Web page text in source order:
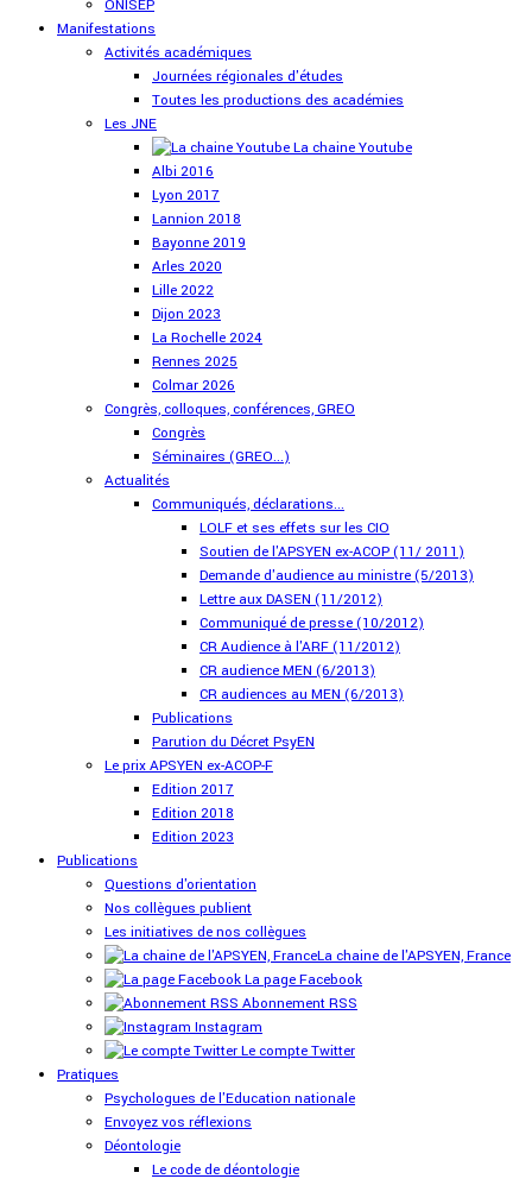
ONISEP
Manifestations
Activités académiques
Journées régionales d'études
Toutes les productions des académies
Les JNE
La chaine Youtube
Albi 2016
Lyon 2017
Lannion 2018
Bayonne 2019
Arles 2020
Lille 2022
Dijon 2023
La Rochelle 2024
Rennes 2025
Colmar 2026
Congrès, colloques, conférences, GREO
Congrès
Séminaires (GREO...)
Actualités
Communiqués, déclarations...
LOLF et ses effets sur les CIO
Soutien de l'APSYEN ex-ACOP (11/ 2011)
Demande d'audience au ministre (5/2013)
Lettre aux DASEN (11/2012)
Communiqué de presse (10/2012)
CR Audience à l'ARF (11/2012)
CR audience MEN (6/2013)
CR audiences au MEN (6/2013)
Publications
Parution du Décret PsyEN
Le prix APSYEN ex-ACOP-F
Edition 2017
Edition 2018
Edition 2023
Publications
Questions d'orientation
Nos collègues publient
Les initiatives de nos collègues
La chaine de l'APSYEN, France
La page Facebook
Abonnement RSS
Instagram
Le compte Twitter
Pratiques
Psychologues de l'Education nationale
Envoyez vos réflexions
Déontologie
Le code de déontologie